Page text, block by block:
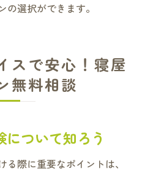
の選択ができます。
スで安心！寝屋
無料相談
ついて知ろう
際に重要なポイントは、